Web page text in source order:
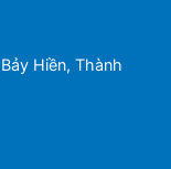
Hiền, Thành